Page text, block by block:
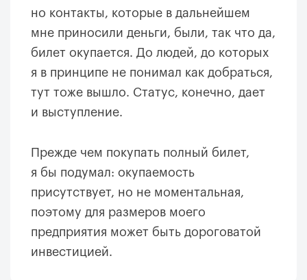
но контакты, которые в дальнейшем
мне приносили деньги, были, так что да,
билет окупается. До людей, до которых
я в принципе не понимал как добраться,
тут тоже вышло. Статус, конечно, дает
и выступление.
Прежде чем покупать полный билет,
я бы подумал: окупаемость
присутствует, но не моментальная,
поэтому для размеров моего
предприятия может быть дороговатой
инвестицией.